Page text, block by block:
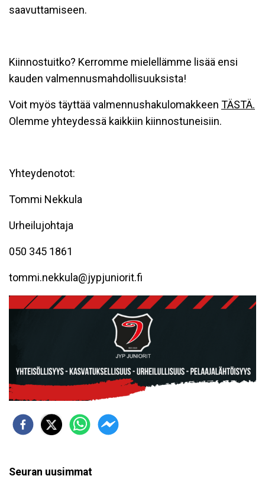
saavuttamiseen.
Kiinnostuitko? Kerromme mielellämme lisää ensi
kauden valmennusmahdollisuuksista!
Voit myös täyttää valmennushakulomakkeen TÄSTÄ.
Olemme yhteydessä kaikkiin kiinnostuneisiin.
Yhteydenotot:
Tommi Nekkula
Urheilujohtaja
050 345 1861
tommi.nekkula@jypjuniorit.fi
Seuran uusimmat